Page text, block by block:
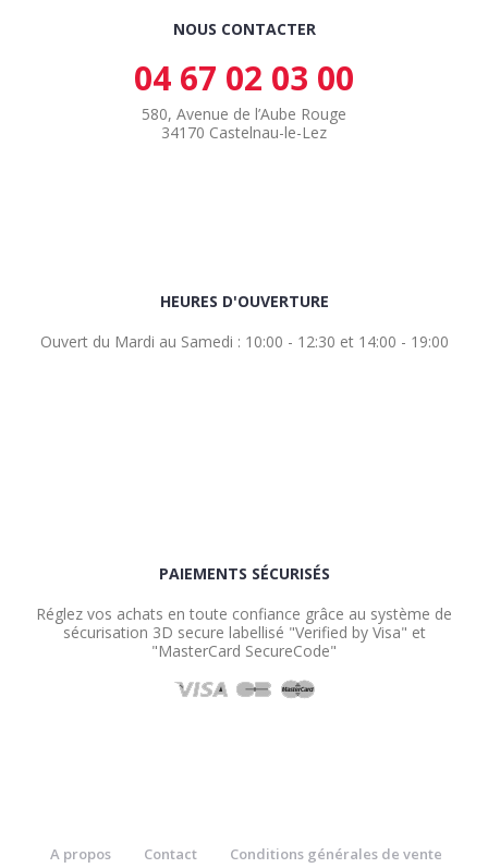
NOUS CONTACTER
04 67 02 03 00
580, Avenue de l’Aube Rouge
34170 Castelnau-le-Lez
HEURES D'OUVERTURE
Ouvert du Mardi au Samedi : 10:00 - 12:30 et 14:00 - 19:00
PAIEMENTS SÉCURISÉS
Réglez vos achats en toute confiance grâce au système de
sécurisation 3D secure labellisé "Verified by Visa" et
"MasterCard SecureCode"
A propos Contact Conditions générales de vente